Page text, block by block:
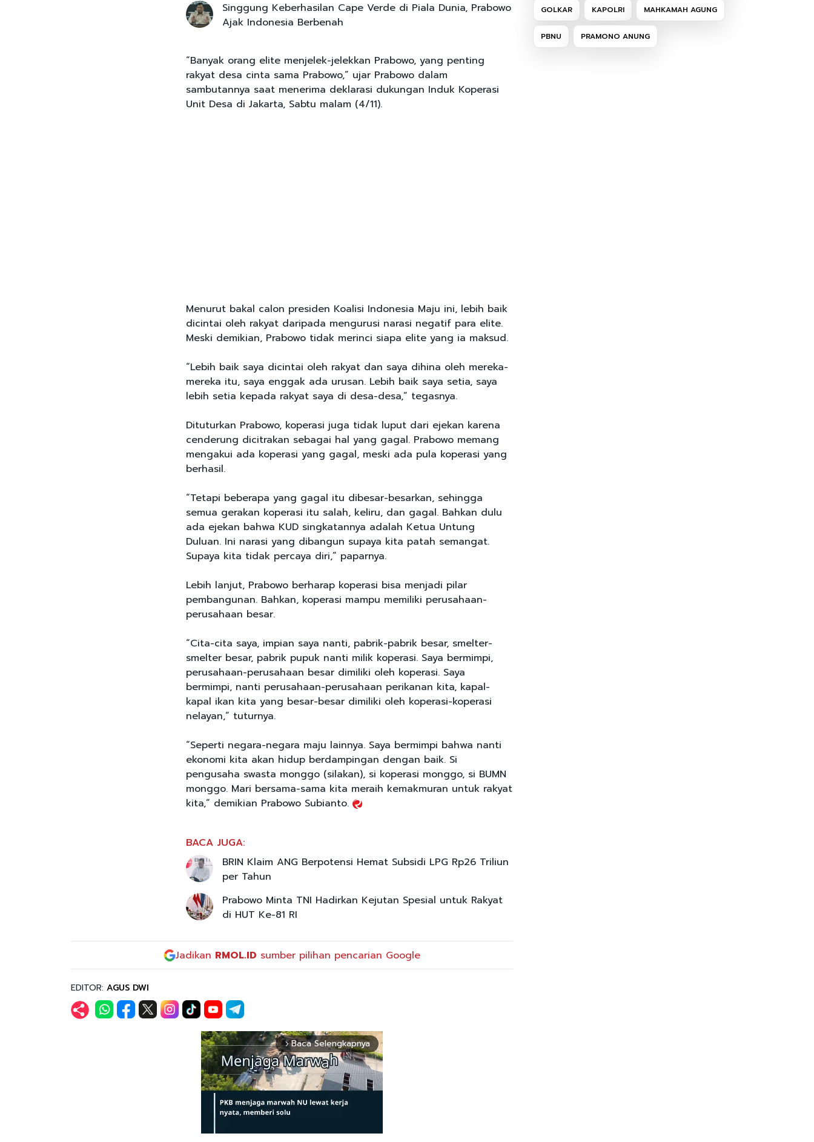
Singgung Keberhasilan Cape Verde di Piala Dunia, Prabowo
Ajak Indonesia Berbenah
“Banyak orang elite menjelek-jelekkan Prabowo, yang penting
rakyat desa cinta sama Prabowo,” ujar Prabowo dalam
sambutannya saat menerima deklarasi dukungan Induk Koperasi
Unit Desa di Jakarta, Sabtu malam (4/11).
Menurut bakal calon presiden Koalisi Indonesia Maju ini, lebih baik
dicintai oleh rakyat daripada mengurusi narasi negatif para elite.
Meski demikian, Prabowo tidak merinci siapa elite yang ia maksud.
“Lebih baik saya dicintai oleh rakyat dan saya dihina oleh mereka-
mereka itu, saya enggak ada urusan. Lebih baik saya setia, saya
lebih setia kepada rakyat saya di desa-desa,” tegasnya.
Dituturkan Prabowo, koperasi juga tidak luput dari ejekan karena
cenderung dicitrakan sebagai hal yang gagal. Prabowo memang
mengakui ada koperasi yang gagal, meski ada pula koperasi yang
berhasil.
“Tetapi beberapa yang gagal itu dibesar-besarkan, sehingga
semua gerakan koperasi itu salah, keliru, dan gagal. Bahkan dulu
ada ejekan bahwa KUD singkatannya adalah Ketua Untung
Duluan. Ini narasi yang dibangun supaya kita patah semangat.
Supaya kita tidak percaya diri,” paparnya.
Lebih lanjut, Prabowo berharap koperasi bisa menjadi pilar
pembangunan. Bahkan, koperasi mampu memiliki perusahaan-
perusahaan besar.
“Cita-cita saya, impian saya nanti, pabrik-pabrik besar, smelter-
smelter besar, pabrik pupuk nanti milik koperasi. Saya bermimpi,
perusahaan-perusahaan besar dimiliki oleh koperasi. Saya
bermimpi, nanti perusahaan-perusahaan perikanan kita, kapal-
kapal ikan kita yang besar-besar dimiliki oleh koperasi-koperasi
nelayan,” tuturnya.
“Seperti negara-negara maju lainnya. Saya bermimpi bahwa nanti
ekonomi kita akan hidup berdampingan dengan baik. Si
pengusaha swasta monggo (silakan), si koperasi monggo, si BUMN
monggo. Mari bersama-sama kita meraih kemakmuran untuk rakyat
kita,” demikian Prabowo Subianto.
BACA JUGA:
BRIN Klaim ANG Berpotensi Hemat Subsidi LPG Rp26 Triliun
per Tahun
Prabowo Minta TNI Hadirkan Kejutan Spesial untuk Rakyat
di HUT Ke-81 RI
Jadikan RMOL.ID sumber pilihan pencarian Google
EDITOR: AGUS DWI
arrow_forward_ios Baca Selengkapnya
GOLKAR KAPOLRI MAHKAMAH AGUNG
PBNU PRAMONO ANUNG